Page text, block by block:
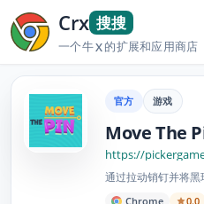
Crx 搜搜
一个牛X的扩展和应用商店
官方 游戏
Move The
https://
通过拉动销钉并将黑
Chrome 0.0